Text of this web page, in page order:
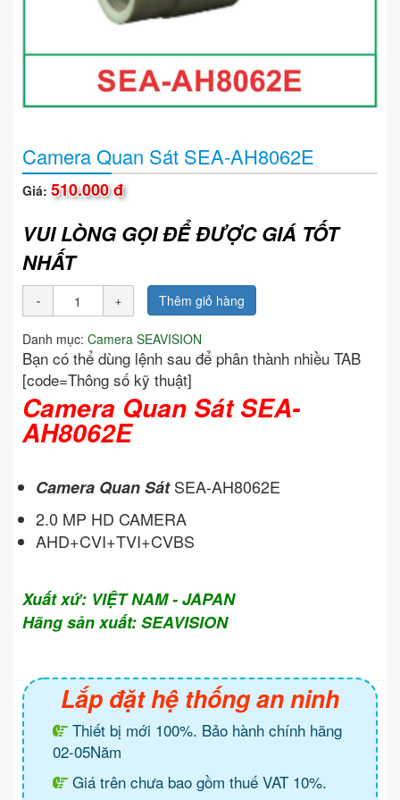
Camera Quan Sát SEA-AH8062E
Giá: 510.000 đ
VUI LÒNG GỌI ĐỂ ĐƯỢC GIÁ TỐT
NHẤT
Thêm giỏ hàng
Danh mục: Camera SEAVISION
Bạn có thể dùng lệnh sau để phân thành nhiều TAB
[code=Thông số kỹ thuật]
Camera Quan Sát SEA-
AH8062E
Camera Quan SátSEA-AH8062E
2.0 MP HD CAMERA
AHD+CVI+TVI+CVBS
Xuất xứ: VIỆT NAM - JAPAN
Hãng sản xuất: SEAVISION
Lắp đặt hệ thống an ninh
Thiết bị mới 100%. Bảo hành chính hãng
02-05Năm
Giá trên chưa bao gồm thuế VAT 10%.